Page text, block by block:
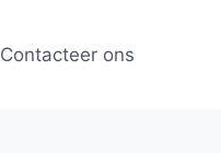
Contacteer ons